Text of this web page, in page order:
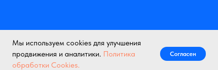
Написать нам
Мы используем cookies для улучшения
продвижения и аналитики. Политика
обработки Cookies.
Согласен